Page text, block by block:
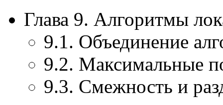
Глава 9. Алгоритмы
9.1. Объединение
9.2. Максимальные
9.3. Смежность и